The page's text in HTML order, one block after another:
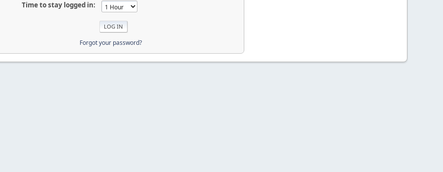
Time to stay logged in:
Forgot your password?